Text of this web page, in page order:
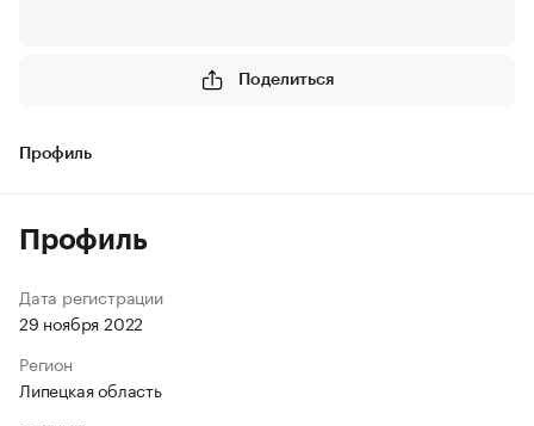
Поделиться
Профиль
Профиль
Дата регистрации
29 ноября 2022
Регион
Липецкая область